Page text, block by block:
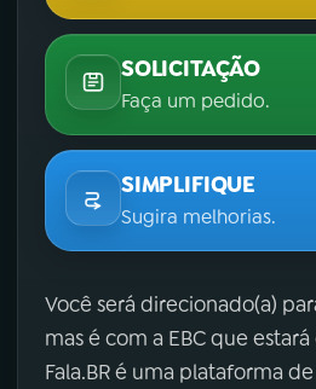
SOLICITAÇÃO
Faça um pedido.
SIMPLIFIQUE
Sugira melhorias.
Você será direcionado(a)
mas é com a EBC que
Fala.BR é uma plataforma